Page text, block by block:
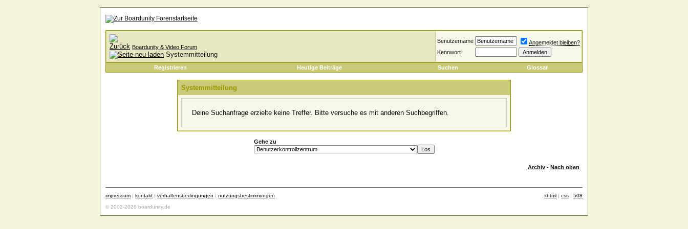
Boardunity & Video Forum
Systemmitteilung
Benutzername
Angemeldet bleiben?
Kennwort
Registrieren Heutige Beiträge Suchen Glossar
Systemmitteilung
Deine Suchanfrage erzielte keine Treffer. Bitte versuche es mit anderen Suchbegriffen.
Gehe zu
Archiv - Nach oben
impressum | kontakt | verhaltensbedingungen | nutzungsbestimmungen xhtml | css | 508
© 2002-2026 boardunity.de